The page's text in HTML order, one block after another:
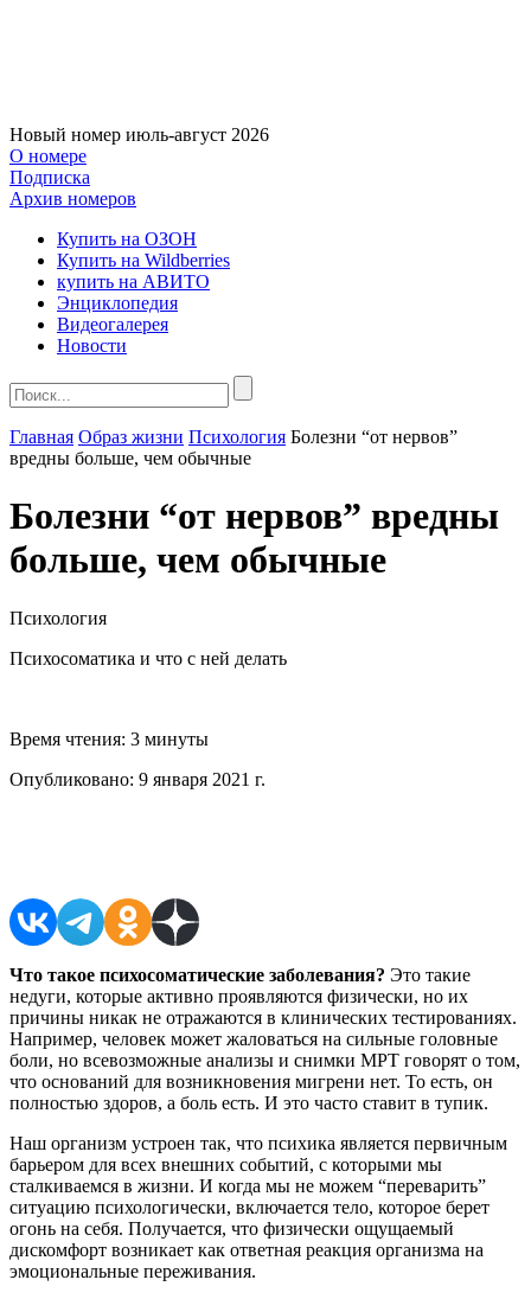
Новый номер июль-август 2026
О номере
Подписка
Архив номеров
Купить на ОЗОН
Купить на Wildberries
купить на АВИТО
Энциклопедия
Видеогалерея
Новости
Главная Образ жизни Психология Болезни “от нервов”
вредны больше, чем обычные
Болезни “от нервов” вредны
больше, чем обычные
Психология
Психосоматика и что с ней делать
Время чтения: 3 минуты
Опубликовано: 9 января 2021 г.
Что такое психосоматические заболевания? Это такие
недуги, которые активно проявляются физически, но их
причины никак не отражаются в клинических тестированиях.
Например, человек может жаловаться на сильные головные
боли, но всевозможные анализы и снимки МРТ говорят о том,
что оснований для возникновения мигрени нет. То есть, он
полностью здоров, а боль есть. И это часто ставит в тупик.
Наш организм устроен так, что психика является первичным
барьером для всех внешних событий, с которыми мы
сталкиваемся в жизни. И когда мы не можем “переварить”
ситуацию психологически, включается тело, которое берет
огонь на себя. Получается, что физически ощущаемый
дискомфорт возникает как ответная реакция организма на
эмоциональные переживания.